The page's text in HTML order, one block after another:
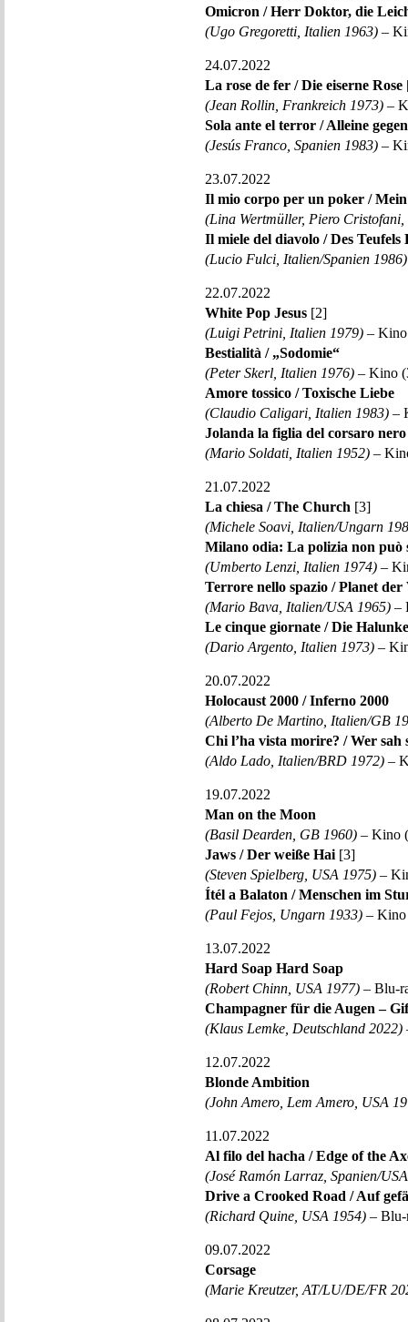
Omicron / Herr Doktor, die
(Ugo Gregoretti, Italien 1963) –
24.07.2022
La rose de fer / Die eiserne Rose
(Jean Rollin, Frankreich 1973) –
Sola ante el terror / Alleine
(Jesús Franco, Spanien 1983) –
23.07.2022
Il mio corpo per un poker /
(Lina Wertmüller, Piero
Il miele del diavolo / Des Teufels
(Lucio Fulci, Italien/Spanien 1986)
22.07.2022
White Pop Jesus [2]
(Luigi Petrini, Italien 1979) –
Bestialità / „Sodomie“
(Peter Skerl, Italien 1976) – Kino
Amore tossico / Toxische Liebe
(Claudio Caligari, Italien 1983) –
Jolanda la figlia del corsaro
(Mario Soldati, Italien 1952) –
21.07.2022
La chiesa / The Church [3]
(Michele Soavi, Italien/Ungarn
Milano odia: La polizia non può
(Umberto Lenzi, Italien 1974) –
Terrore nello spazio / Planet der
(Mario Bava, Italien/USA 1965) –
Le cinque giornate / Die
(Dario Argento, Italien 1973) –
20.07.2022
Holocaust 2000 / Inferno 2000
(Alberto De Martino, Italien/GB
Chi l’ha vista morire? / Wer sah
(Aldo Lado, Italien/BRD 1972) –
19.07.2022
Man on the Moon
(Basil Dearden, GB 1960) – Kino
Jaws / Der weiße Hai [3]
(Steven Spielberg, USA 1975) –
Ítél a Balaton / Menschen im
(Paul Fejos, Ungarn 1933) – Kino
13.07.2022
Hard Soap Hard Soap
(Robert Chinn, USA 1977) – Blu-
Champagner für die Augen –
(Klaus Lemke, Deutschland 2022)
12.07.2022
Blonde Ambition
(John Amero, Lem Amero, USA
11.07.2022
Al filo del hacha / Edge of the
(José Ramón Larraz, Spanien/
Drive a Crooked Road / Auf
(Richard Quine, USA 1954) – Blu-
09.07.2022
Corsage
(Marie Kreutzer, AT/LU/DE/FR